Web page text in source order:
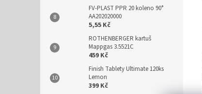
FV-PLAST PPR 20 koleno 90°
AA202020000
5,55 Kč
ROTHENBERGER kartuš
Mappgas 3.5521C
459 Kč
Finish Tablety Ultimate 120ks
Lemon
399 Kč